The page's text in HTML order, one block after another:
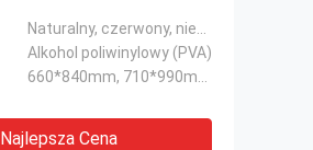
Alkohol poliwinylowy (PVA)
Najlepsza Cena